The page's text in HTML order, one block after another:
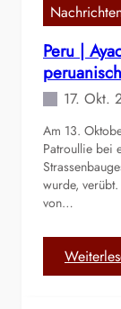
Peru |
17. Okt.
Am 13.
Patroullie bei
wurde,
von…